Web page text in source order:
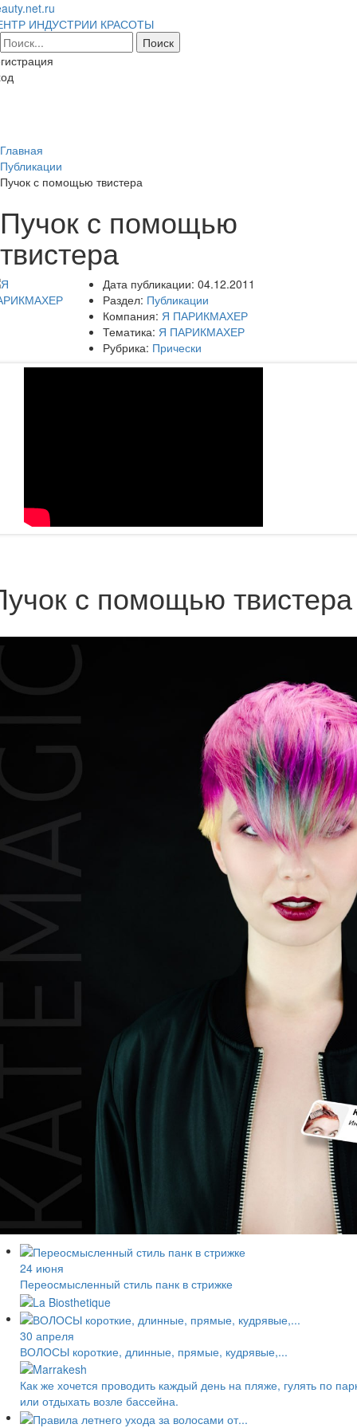
ИНДУСТРИИ КРАСОТЫ
Главная
Публикации
Пучок с помощью твистера
Пучок с помощью
твистера
Дата публикации: 04.12.2011
Раздел: Публикации
Компания: Я ПАРИКМАХЕР
Тематика: Я ПАРИКМАХЕР
Рубрика: Прически
с помощью твистера
24 июня
Переосмысленный стиль панк в стрижке
30 апреля
ВОЛОСЫ короткие, длинные, прямые, кудрявые,...
Как же хочется проводить каждый день на пляже, гулять по
или отдыхать возле бассейна.